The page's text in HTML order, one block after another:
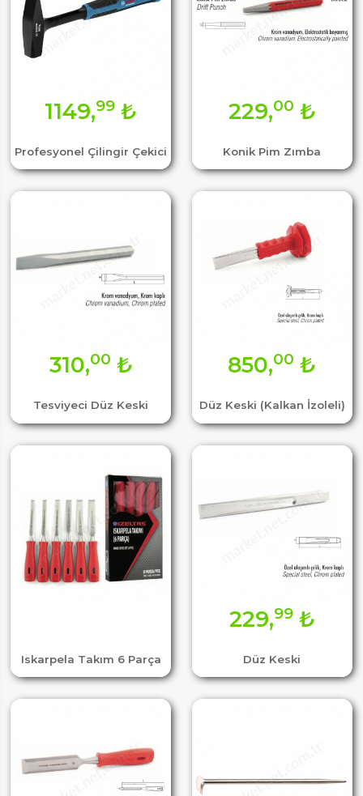
Profesyonel Çilingir Çekici
1149,99 ₺
Konik Pim Zımba
229,00 ₺
Tesviyeci Düz Keski
310,00 ₺
Düz Keski (Kalkan İzoleli)
850,00 ₺
Iskarpela Takım 6 Parça Düz Keski
229,99₺